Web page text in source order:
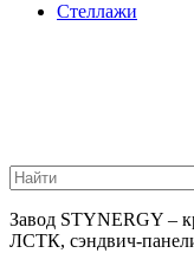
Стеллажи
Завод STYNERGY –
ЛСТК, сэндвич-